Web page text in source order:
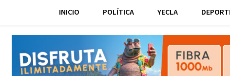
INICIO POLÍTICA YECLA